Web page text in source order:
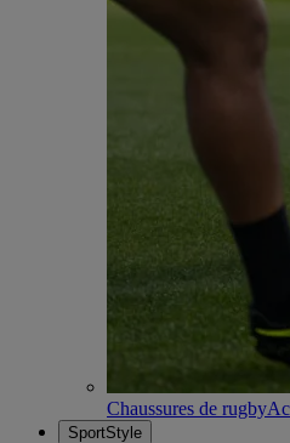
Chaussures de rugby
SportStyle